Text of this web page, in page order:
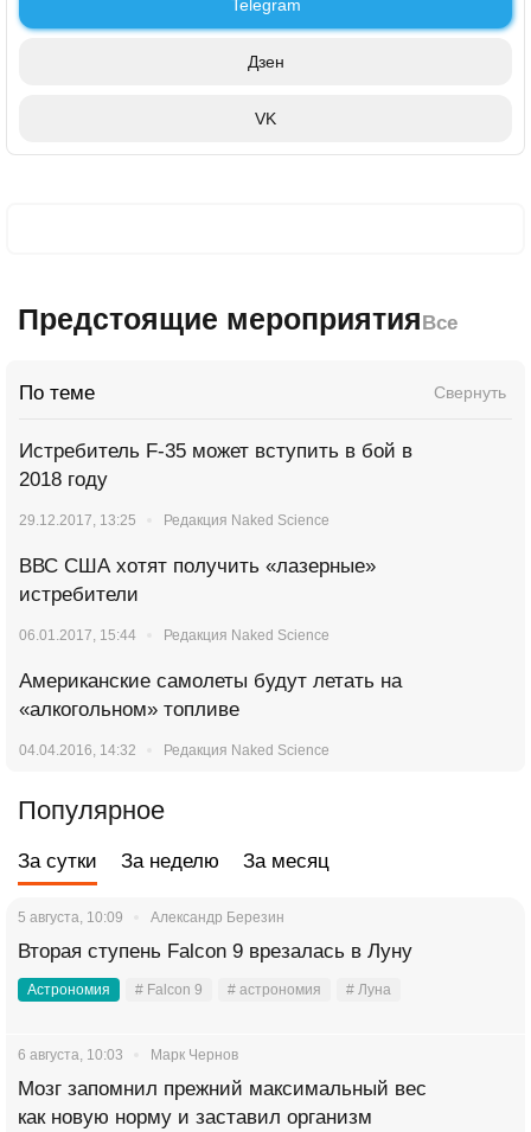
Telegram
Дзен
VK
Предстоящие мероприятияВсе
По теме Свернуть
Истребитель F-35 может вступить в бой в
2018 году
29.12.2017, 13:25 Редакция Naked Science
ВВС США хотят получить «лазерные»
истребители
06.01.2017, 15:44 Редакция Naked Science
Американские самолеты будут летать на
«алкогольном» топливе
04.04.2016, 14:32 Редакция Naked Science
Популярное
За сутки За неделю За месяц
5 августа, 10:09 Александр Березин
Вторая ступень Falcon 9 врезалась в Луну
Астрономия # Falcon 9 # астрономия # Луна
6 августа, 10:03 Марк Чернов
Мозг запомнил прежний максимальный вес
как новую норму и заставил организм